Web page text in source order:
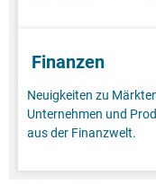
Finanzen
Neuigkeiten zu
Unternehmen und
aus der Finanzwelt.